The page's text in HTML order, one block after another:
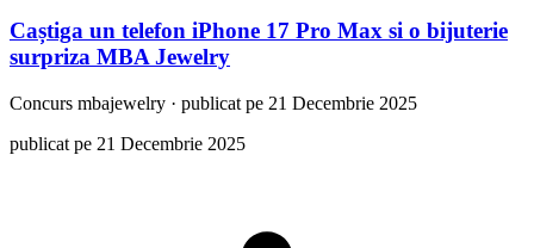
Caștiga un telefon iPhone 17 Pro Max si o bijuterie
surpriza MBA Jewelry
Concurs mbajewelry · publicat pe 21 Decembrie 2025
publicat pe 21 Decembrie 2025